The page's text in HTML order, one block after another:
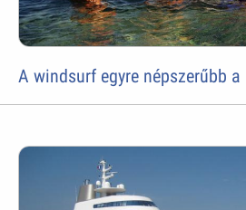
A windsurf egyre népszerűbb